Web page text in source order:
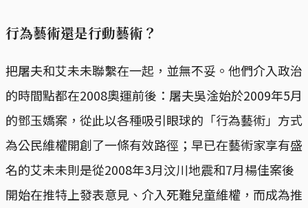
行為藝術還是行動藝術？
把屠夫和艾未未聯繫在一起，並無不妥。他們介入政治
的時間點都在2008奧運前後：屠夫吳淦始於2009年5月
的鄧玉嬌案，從此以各種吸引眼球的「行為藝術」方式
為公民維權開創了一條有效路徑；早已在藝術家享有盛
名的艾未未則是從2008年3月汶川地震和7月楊佳案後
開始在推特上發表意見、介入死難兒童維權，而成為推